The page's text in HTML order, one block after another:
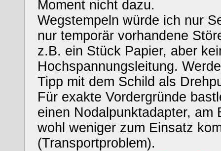
Moment nicht dazu.
Wegstempeln würde ich nur
nur temporär vorhandene
z.B. ein Stück Papier, aber
Hochspannungsleitung.
Tipp mit dem Schild als
Für exakte Vordergründe
einen Nodalpunktadapter, am
wohl weniger zum Einsatz
(Transportproblem).